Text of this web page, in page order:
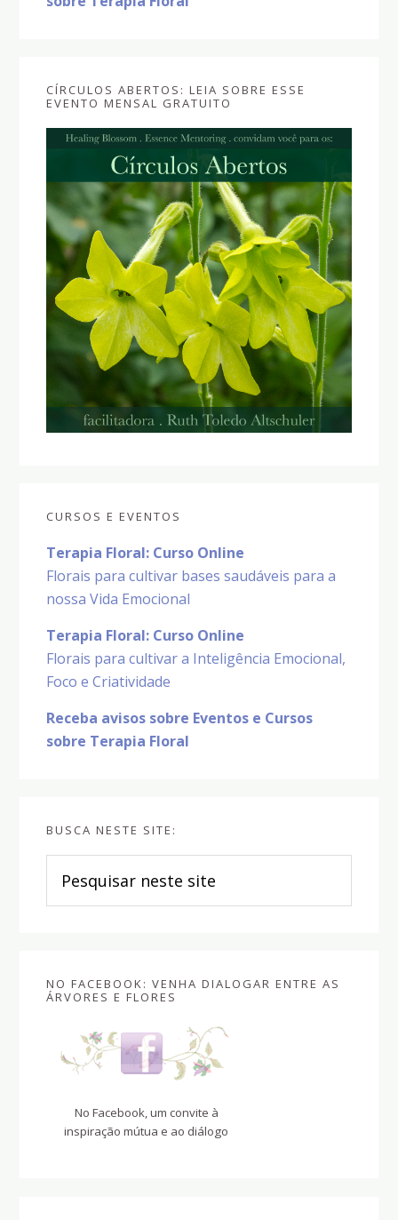
CÍRCULOS ABERTOS: LEIA SOBRE ESSE
EVENTO MENSAL GRATUITO
CURSOS E EVENTOS
Terapia Floral: Curso Online
Florais para cultivar bases saudáveis para a
nossa Vida Emocional
Terapia Floral: Curso Online
Florais para cultivar a Inteligência Emocional,
Foco e Criatividade
Receba avisos sobre Eventos e Cursos
sobre Terapia Floral
BUSCA NESTE SITE:
neste
site
NO FACEBOOK: VENHA DIALOGAR ENTRE AS
ÁRVORES E FLORES
No Facebook, um convite à
inspiração mútua e ao diálogo